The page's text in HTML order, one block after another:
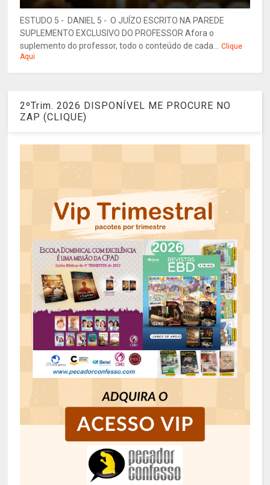
ESTUDO 5 - DANIEL 5 - O JUÍZO ESCRITO NA PAREDE
SUPLEMENTO EXCLUSIVO DO PROFESSOR Afora o
suplemento do professor, todo o conteúdo de cada... Clique
Aqui
2ºTrim. 2026 DISPONÍVEL ME PROCURE NO
ZAP (CLIQUE)